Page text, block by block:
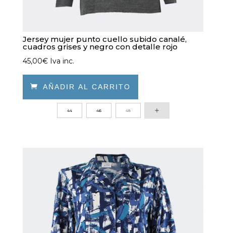
Jersey mujer punto cuello subido canalé,
cuadros grises y negro con detalle rojo
45,00€ Iva inc.
 AÑADIR AL CARRITO
44 46 48